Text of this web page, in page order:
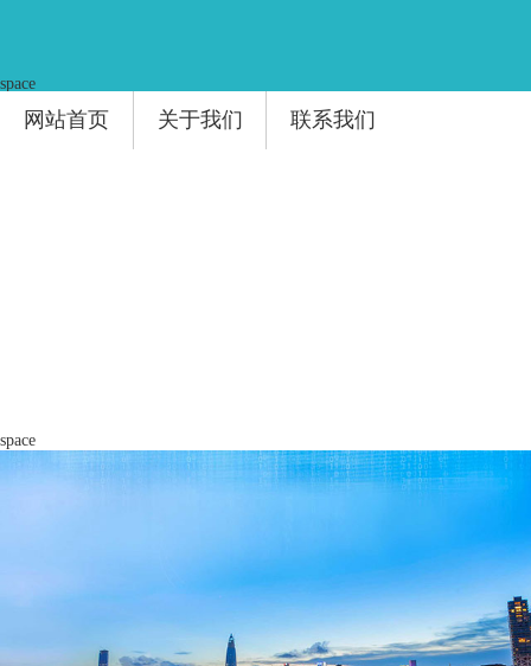
space
网站首页 关于我们 联系我们
space